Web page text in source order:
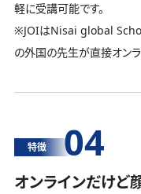
軽に受講可能です。
※JOIはNisai global
の外国の先生が直接オンラ
特徴 04
オンラインだけど